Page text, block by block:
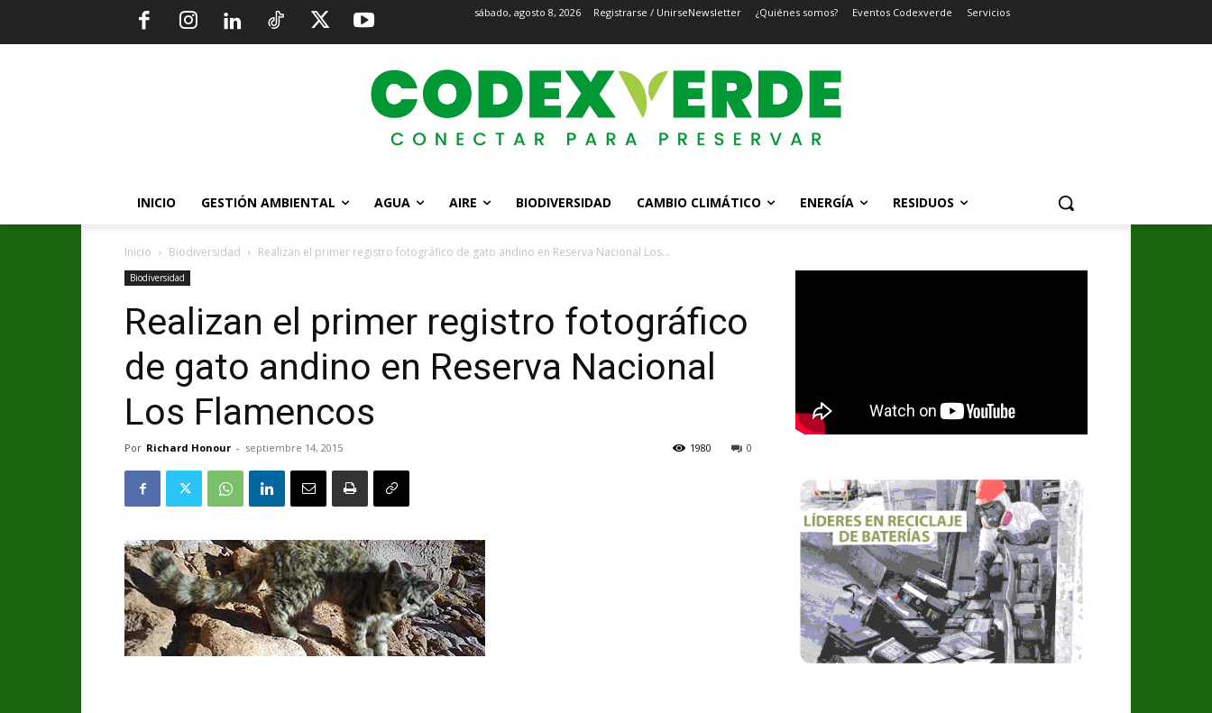
sábado, agosto 8, 2026 Registrarse / UnirseNewsletter ¿Quiénes somos? Eventos Codexverde Servicios
INICIO GESTIÓN AMBIENTAL AGUA AIRE BIODIVERSIDAD CAMBIO CLIMÁTICO ENERGÍA RESIDUOS
Inicio Biodiversidad Realizan el primer registro fotográfico de gato andino en Reserva Nacional Los...
Biodiversidad
Realizan el primer registro fotográfico
de gato andino en Reserva Nacional
Los Flamencos
Por Richard Honour - septiembre 14, 2015 0
1980